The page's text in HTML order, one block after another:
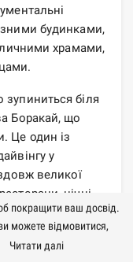
будинками,
храмами,
біля
Боракай, що
Це один із
у
великої
нічні
печери з
музей
подорожі є
покращити ваш досвід.
можете відмовитися,
Читати далі